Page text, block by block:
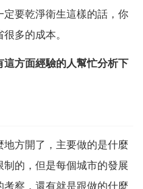
要乾淨衛生這樣的話，你
多的成本。
這方面經驗的人幫忙分析下
方開了，主要做的是什麼
的，但是每個城市的發展
察，還有就是跟做的什麼